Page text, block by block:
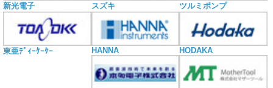
新光電子 スズキ ツルミポンプ
東亜ﾃﾞｨｰｹｰｹｰ HANNA HODAKA